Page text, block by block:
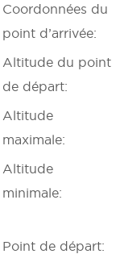
Coordonnées du
point d’arrivée:
Altitude du point
de départ:
Altitude
maximale:
Altitude
minimale:
Point de départ: